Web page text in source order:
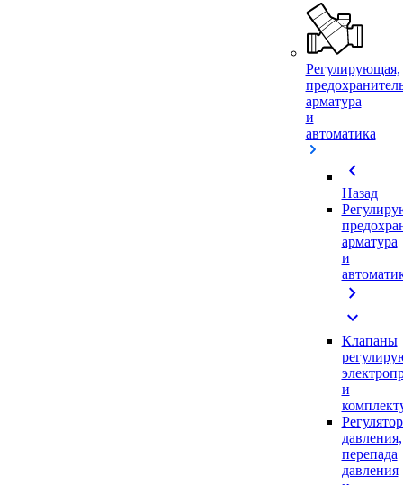
Регулирующая,
арматура
и
автоматика
chevron_left
Назад
арматура
и
chevron_right
expand_more
Клапаны
и
давления,
перепада
давления